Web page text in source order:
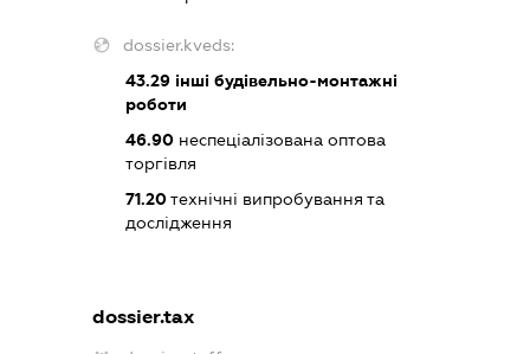
dossier.kveds:
43.29 інші будівельно-монтажні
роботи
46.90 неспеціалізована оптова
торгівля
71.20технічні випробування та
дослідження
dossier.tax